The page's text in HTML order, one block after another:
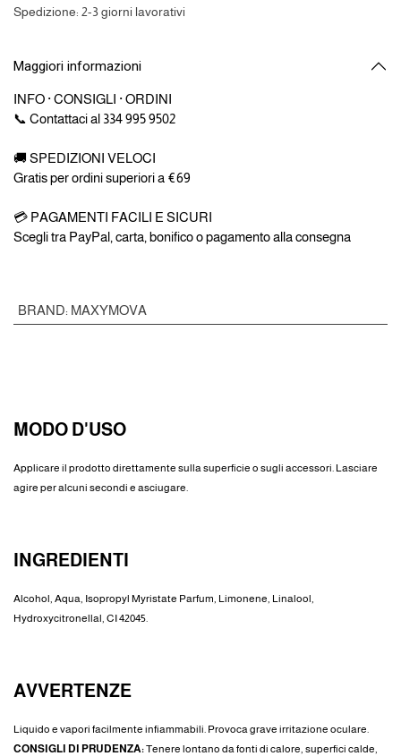
Spedizione: 2-3 giorni lavorativi
Maggiori informazioni
INFO · CONSIGLI · ORDINI
📞 Contattaci al 334 995 9502
🚚 SPEDIZIONI VELOCI
Gratis per ordini superiori a €69
💳 PAGAMENTI FACILI E SICURI
Scegli tra PayPal, carta, bonifico o pagamento alla consegna
BRAND: MAXYMOVA
MODO D'USO
Applicare il prodotto direttamente sulla superficie o sugli accessori. Lasciare
agire per alcuni secondi e asciugare.
INGREDIENTI
Alcohol, Aqua, Isopropyl Myristate Parfum, Limonene, Linalool,
Hydroxycitronellal, CI 42045.
AVVERTENZE
Liquido e vapori facilmente infiammabili. Provoca grave irritazione oculare.
CONSIGLI DI PRUDENZA:Tenere lontano da fonti di calore, superfici calde,